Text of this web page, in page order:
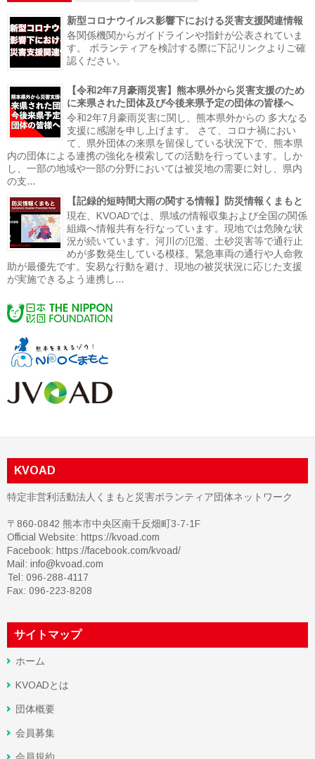
新型コロナウイルス影響下における災害支援関連情報
各関係機関からガイドラインや指針が公表されていま
す。 ボランティアを検討する際に下記リンクよりご確
認ください。
【令和2年7月豪雨災害】熊本県外から災害支援のため
に来県された団体及び今後来県予定の団体の皆様へ
令和2年7月豪雨災害に関し、熊本県外からの 多大なる
支援に感謝を申し上げます。 さて、コロナ禍におい
て、県外団体の来県を留保している状況下で、熊本県
内の団体による連携の強化を模索しての活動を行っています。しか
し、一部の地域や一部の分野においては被災地の需要に対し、県内
の支...
【記録的短時間大雨の関する情報】防災情報くまもと
現在、KVOADでは、県域の情報収集および全国の関係
組織へ情報共有を行なっています。現地では危険な状
況が続いています。河川の氾濫、土砂災害等で通行止
めが多数発生している模様。緊急車両の通行や人命救
助が最優先です。安易な行動を避け、現地の被災状況に応じた支援
が実施できるよう連携し...
KVOAD
特定非営利活動法人くまもと災害ボランティア団体ネットワーク
〒860-0842 熊本市中央区南千反畑町3-7-1F
Official Website: https://kvoad.com
Facebook: https://facebook.com/kvoad/
Mail: info@kvoad.com
Tel: 096-288-4117
Fax: 096-223-8208
サイトマップ
ホーム
KVOADとは
団体概要
会員募集
会員規約